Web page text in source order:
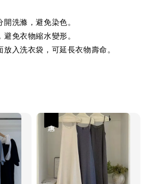
洗滌，避免染色。
免衣物縮水變形。
入洗衣袋，可延長衣物壽命。